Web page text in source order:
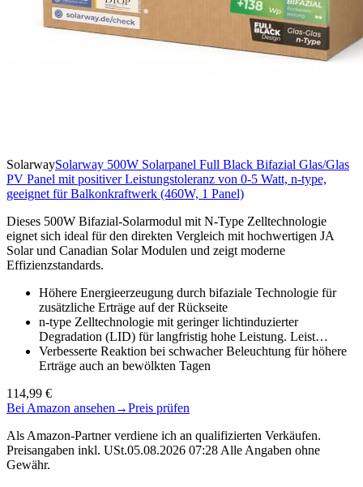
SolarwaySolarway 500W Solarpanel Full Black Bifazial Glas/Glas
PV Panel mit positiver Leistungstoleranz von 0-5 Watt, n-type,
geeignet für Balkonkraftwerk (460W, 1 Panel)
Dieses 500W Bifazial-Solarmodul mit N-Type Zelltechnologie
eignet sich ideal für den direkten Vergleich mit hochwertigen JA
Solar und Canadian Solar Modulen und zeigt moderne
Effizienzstandards.
Höhere Energieerzeugung durch bifaziale Technologie für
zusätzliche Erträge auf der Rückseite
n-type Zelltechnologie mit geringer lichtinduzierter
Degradation (LID) für langfristig hohe Leistung. Leist…
Verbesserte Reaktion bei schwacher Beleuchtung für höhere
Erträge auch an bewölkten Tagen
114,99 €
Bei Amazon ansehen →Preis prüfen
Als Amazon-Partner verdiene ich an qualifizierten Verkäufen.
Preisangaben inkl. USt.05.08.2026 07:28 Alle Angaben ohne
Gewähr.